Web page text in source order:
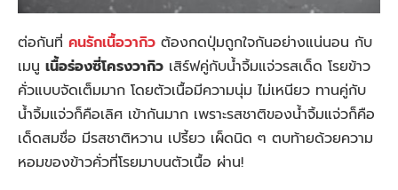
ต่อกันที่ คนรักเนื้อวากิว ต้องกดปุ่มถูกใจกันอย่างแน่นอน กับ
เมนู เนื้อร่องซี่โครงวากิว เสิร์ฟคู่กับน้ำจิ้มแจ่วรสเด็ด โรยข้าว
คั่วแบบจัดเต็มมาก โดยตัวเนื้อมีความนุ่ม ไม่เหนียว ทานคู่กับ
น้ำจิ้มแจ่วก็คือเลิศ เข้ากันมาก เพราะรสชาติของน้ำจิ้มแจ่วก็คือ
เด็ดสมชื่อ มีรสชาติหวาน เปรี้ยว เผ็ดนิด ๆ ตบท้ายด้วยความ
หอมของข้าวคั่วที่โรยมาบนตัวเนื้อ ผ่าน!